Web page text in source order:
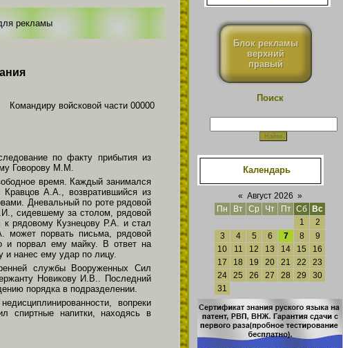
рекламы
Командиру войсковой части 00000
по факту прибытия из
Говорову М.М.
время. Каждый занимался
А.А., возвратившийся из
Дневальный по роте рядовой
сидевшему за столом, рядовой
рядовому Кузнецову Р.А. и стал
может порвать письма, рядовой
и порвал ему майку. В ответ на
и нанес ему удар по лицу.
службы Вооруженных Сил
Новикову И.В.. Последний
порядка в подразделении.
вопреки
спиртные напитки, находясь в
Блок рекламы
верхний
правый
Поиск
Календарь
« Август 2026 »
Пн
Вт Ср Чт Пт Сб
Вс
1
2
3
4 5 6 7 8
9
10
11 12 13 14 15
16
17
18 19 20 21 22
23
24
25 26 27 28 29
30
31